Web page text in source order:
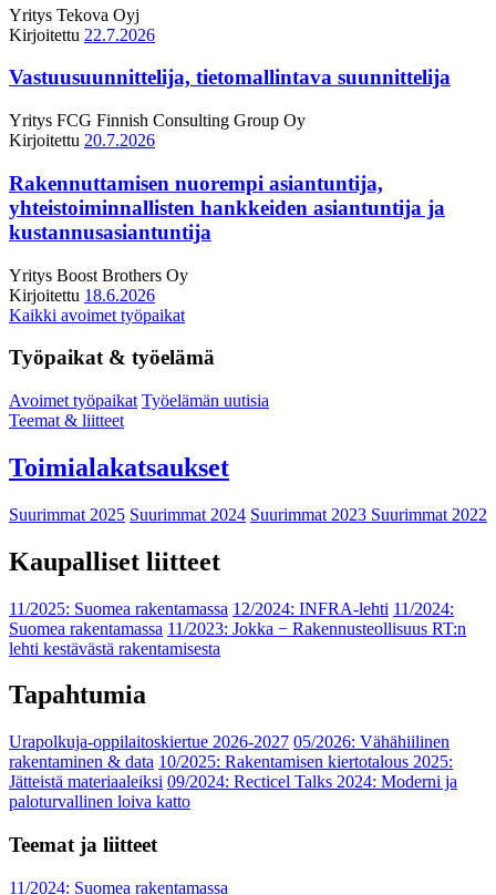
Yritys Tekova Oyj
Kirjoitettu 22.7.2026
Vastuusuunnittelija, tietomallintava suunnittelija
Yritys FCG Finnish Consulting Group Oy
Kirjoitettu 20.7.2026
Rakennuttamisen nuorempi asiantuntija,
yhteistoiminnallisten hankkeiden asiantuntija ja
kustannusasiantuntija
Yritys Boost Brothers Oy
Kirjoitettu 18.6.2026
Kaikki avoimet työpaikat
Työpaikat & työelämä
Avoimet työpaikat Työelämän uutisia
Teemat & liitteet
Toimialakatsaukset
Suurimmat 2025 Suurimmat 2024 Suurimmat 2023 Suurimmat 2022
Kaupalliset liitteet
11/2025: Suomea rakentamassa 12/2024: INFRA-lehti 11/2024:
Suomea rakentamassa 11/2023: Jokka − Rakennusteollisuus RT:n
lehti kestävästä rakentamisesta
Tapahtumia
Urapolkuja-oppilaitoskiertue 2026-2027 05/2026: Vähähiilinen
rakentaminen & data 10/2025: Rakentamisen kiertotalous 2025:
Jätteistä materiaaleiksi 09/2024: Recticel Talks 2024: Moderni ja
paloturvallinen loiva katto
Teemat ja liitteet
11/2024: Suomea rakentamassa